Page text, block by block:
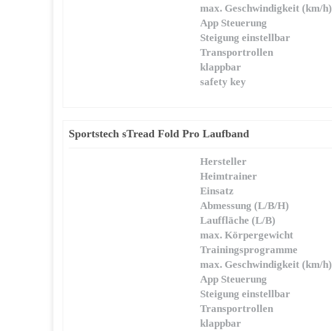
max. Geschwindigkeit (km/h)
App Steuerung
Steigung einstellbar
Transportrollen
klappbar
safety key
Sportstech sTread Fold Pro Laufband
Hersteller
Heimtrainer
Einsatz
Abmessung (L/B/H)
Lauffläche (L/B)
max. Körpergewicht
Trainingsprogramme
max. Geschwindigkeit (km/h)
App Steuerung
Steigung einstellbar
Transportrollen
klappbar